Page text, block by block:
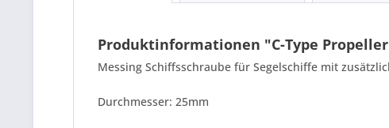
Produktinformationen "C-Type
Messing Schiffsschraube für Segelschiffe mit
Durchmesser: 25mm